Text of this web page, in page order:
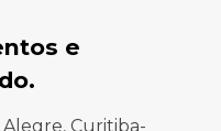
e
Alegre, Curitiba-